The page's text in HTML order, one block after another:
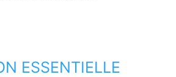
ESSENTIELLE